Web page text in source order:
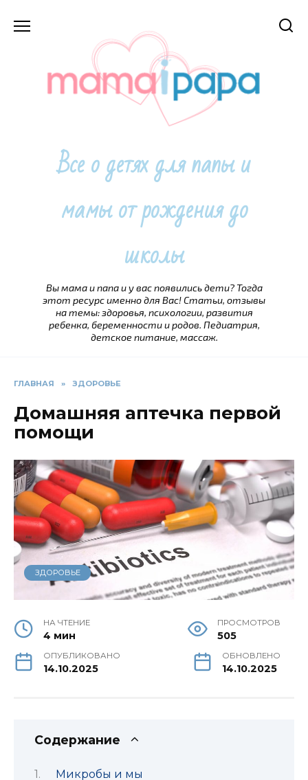
Все о детях для папы и
мамы от рождения до
школы
Вы мама и папа и у вас появились дети? Тогда
этот ресурс именно для Вас! Статьи, отзывы
на темы: здоровья, психологии, развития
ребенка, беременности и родов. Педиатрия,
детское питание, массаж.
ГЛАВНАЯ » ЗДОРОВЬЕ
Домашняя аптечка первой
помощи
ЗДОРОВЬЕ
НА ЧТЕНИЕ
4 мин
ПРОСМОТРОВ
505
ОПУБЛИКОВАНО
14.10.2025
ОБНОВЛЕНО
14.10.2025
Содержание
Микробы и мы